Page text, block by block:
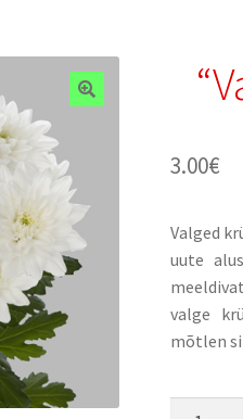
3.00€
Valged
uute
valge
mõtlen